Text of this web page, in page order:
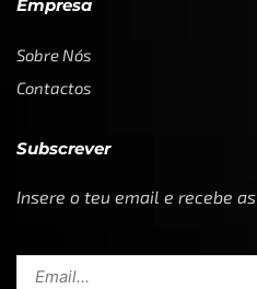
Empresa
Sobre Nós
Contactos
Subscrever
Insere o teu email e recebe as